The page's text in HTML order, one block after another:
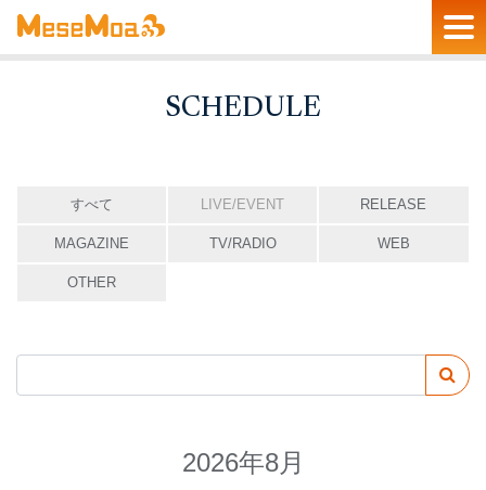
SCHEDULE
すべて LIVE/EVENT RELEASE
MAGAZINE TV/RADIO WEB
OTHER
2026年8月